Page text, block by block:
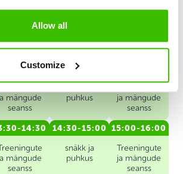
Allow all
Customize
Päevakava
9:00-10:00
mängude
seanss
10:00-10:30
puhkus
ja mängude
seanss
14:30
mängude
seanss
14:30-15:00
snäkk ja
puhkus
15:00-16:00
Treeningute
ja mängude
seanss